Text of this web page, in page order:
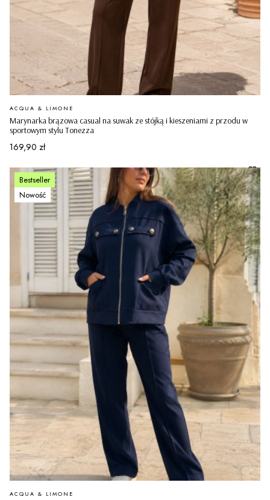
Marynarka brązowa casual na suwak ze stójką i kieszeniami z przodu w
sportowym stylu Tonezza
PRODUCENT
ACQUA & LIMONE
Cena
169,90 zł
Bestseller
Nowość
PRODUCENT
ACQUA & LIMONE